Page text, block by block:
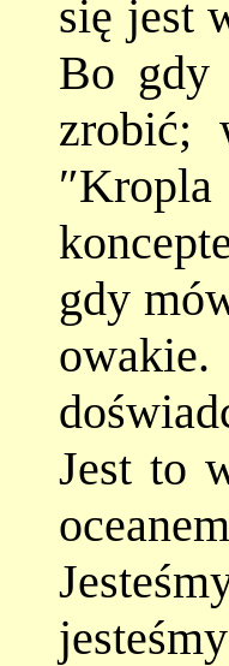
się jest
Bo gdy
zrobić;
gdy
Jest to